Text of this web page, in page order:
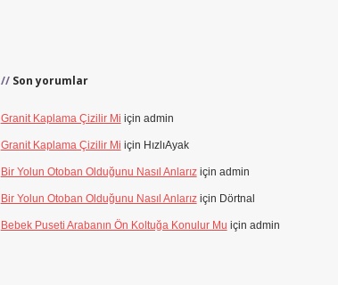
Son yorumlar
Granit Kaplama Çizilir Mi için admin
Granit Kaplama Çizilir Mi için HızlıAyak
Bir Yolun Otoban Olduğunu Nasıl Anlarıziçin admin
Bir Yolun Otoban Olduğunu Nasıl Anlarıziçin Dörtnal
Bebek Puseti Arabanın Ön Koltuğa Konulur Mu için admin